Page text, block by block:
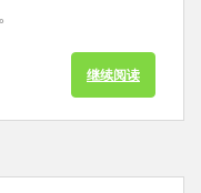
继续阅读